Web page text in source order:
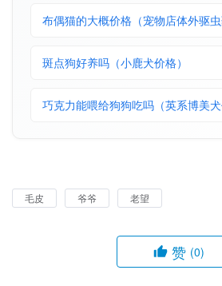
布偶猫的大概价格（宠物店体外驱虫
斑点狗好养吗（小鹿犬价格）
巧克力能喂给狗狗吃吗（英系博美犬
毛皮 爷爷 老望
赞 (0)